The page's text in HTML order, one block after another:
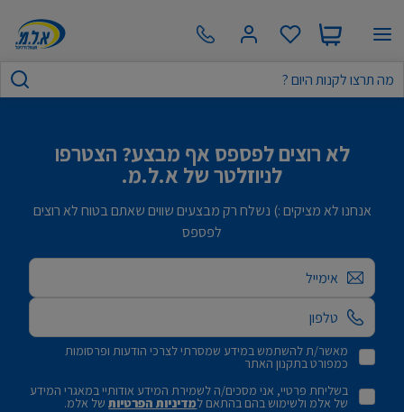
לא רוצים לפספס אף מבצע? הצטרפו
לניוזלטר של א.ל.מ.
אנחנו לא מציקים :) נשלח רק מבצעים שווים שאתם בטוח לא רוצים
לפספס
אימייל
מאשר/ת להשתמש במידע שמסרתי לצרכי הודעות ופרסומות
כמפורט בתקנון האתר
בשליחת פרטיי, אני מסכים/ה לשמירת המידע אודותיי במאגרי המידע
של אלמ ולשימוש בהם בהתאם למדיניות הפרטיותשל אלמ.